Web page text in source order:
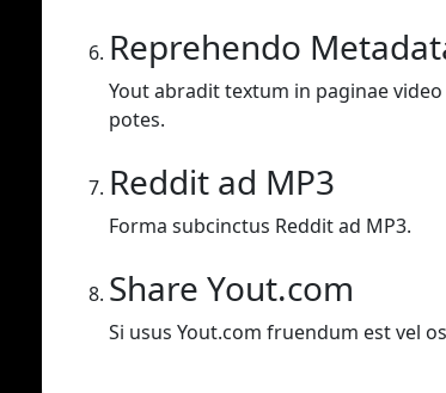
Reprehendo
Yout abradit textum in paginae
potes.
Reddit ad MP3
Forma subcinctus Reddit ad MP3.
Share Yout.com
Si usus Yout.com fruendum est vel